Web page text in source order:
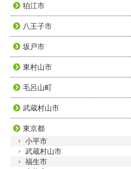
狛江市
八王子市
坂戸市
東村山市
毛呂山町
武蔵村山市
東京都
小平市
武蔵村山市
福生市